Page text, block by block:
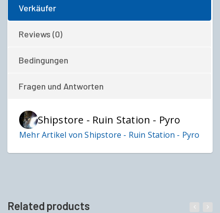
Verkäufer
Reviews (0)
Bedingungen
Fragen und Antworten
Shipstore - Ruin Station - Pyro
Mehr Artikel von Shipstore - Ruin Station - Pyro
Related products